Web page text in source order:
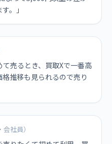
。」
て売るとき、買取Xで一番高
推移も見られるので売り
社員）